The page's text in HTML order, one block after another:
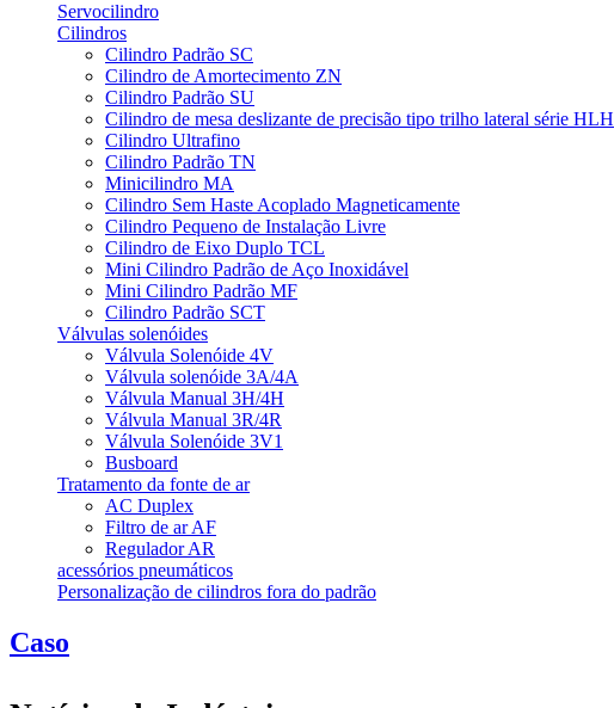
Servocilindro
Cilindros
Cilindro Padrão SC
Cilindro de Amortecimento ZN
Cilindro Padrão SU
Cilindro de mesa deslizante de precisão tipo trilho lateral série HLH
Cilindro Ultrafino
Cilindro Padrão TN
Minicilindro MA
Cilindro Sem Haste Acoplado Magneticamente
Cilindro Pequeno de Instalação Livre
Cilindro de Eixo Duplo TCL
Mini Cilindro Padrão de Aço Inoxidável
Mini Cilindro Padrão MF
Cilindro Padrão SCT
Válvulas solenóides
Válvula Solenóide 4V
Válvula solenóide 3A/4A
Válvula Manual 3H/4H
Válvula Manual 3R/4R
Válvula Solenóide 3V1
Busboard
Tratamento da fonte de ar
AC Duplex
Filtro de ar AF
Regulador AR
acessórios pneumáticos
Personalização de cilindros fora do padrão
Caso